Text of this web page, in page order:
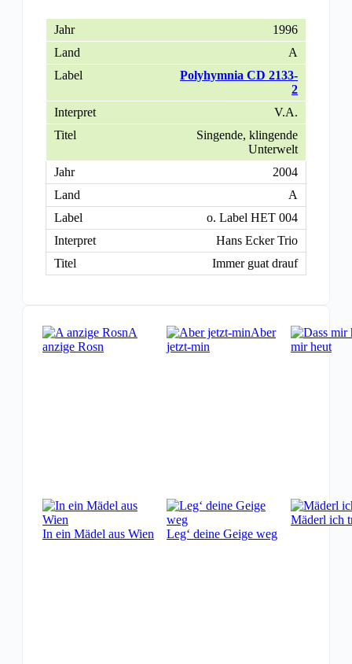
1996
A
Polyhymnia CD 2133-
2
V.A.
Singende, klingende
Unterwelt
2004
A
o. Label HET 004
Hans Ecker Trio
Immer guat drauf
A
anzige Rosn
Aber
jetzt-min
mir heut
In ein Mädel aus Wien Leg‘ deine Geige weg
Mäderl ich